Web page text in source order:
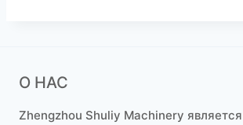
О НАС
Zhengzhou Shuliy Machinery